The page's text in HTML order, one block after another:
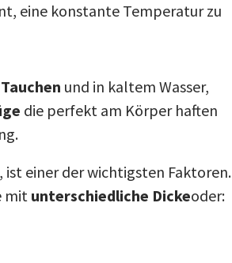
eine konstante Temperatur zu
und in kaltem Wasser,
die perfekt am Körper haften
einer der wichtigsten Faktoren.
mit unterschiedliche Dickeoder: